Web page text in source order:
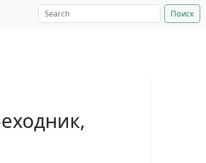
Поиск